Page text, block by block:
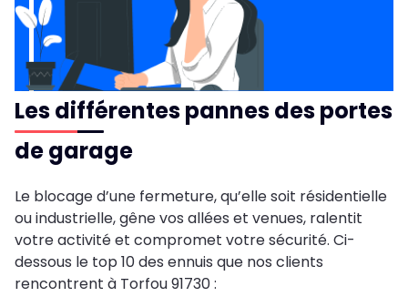
Les différentes pannes des portes
de garage
Le blocage d’une fermeture, qu’elle soit résidentielle
ou industrielle, gêne vos allées et venues, ralentit
votre activité et compromet votre sécurité. Ci-
dessous le top 10 des ennuis que nos clients
rencontrent à Torfou 91730 :